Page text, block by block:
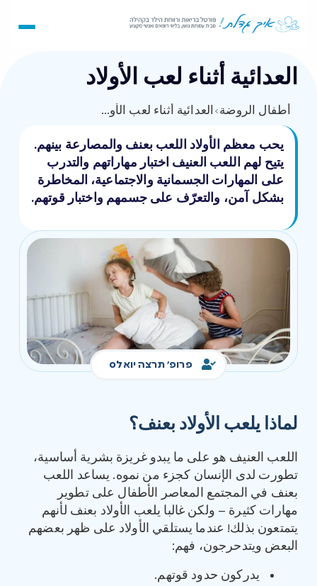
العدائية أثناء لعب الأولاد
أطفال الروضة› العدائية أثناء لعب الأولاد
يحب معظم الأولاد اللعب بعنف والمصارعة بينهم.
يتيح لهم اللعب العنيف اختبار مهاراتهم والتدرب
على المهارات الجسمانية والاجتماعية، المخاطرة
بشكل آمن، والتعرّف على جسمهم واختبار قوتهم.
פרופ' תרצה יואלס
لماذا يلعب الأولاد بعنف؟
اللعب العنيف هو على ما يبدو غريزة بشرية أساسية،
تطورت لدى الإنسان كجزء من نموه. يساعد اللعب
بعنف في المجتمع المعاصر الأطفال على تطوير
مهارات كثيرة – ولكن غالبا يلعب الأولاد بعنف لأنهم
يتمتعون بذلك! عندما يستلقي الأولاد على ظهر بعضهم
البعض ويتدحرجون، فهم:
يدركون حدود قوتهم.